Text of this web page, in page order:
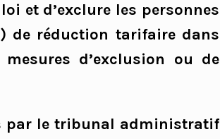
et d’exclure les personnes
de réduction tarifaire dans
d’exclusion ou de
par le tribunal administratif